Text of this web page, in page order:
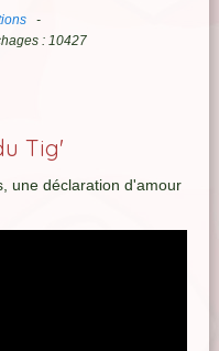
: 10427
Tig'
une déclaration d'amour